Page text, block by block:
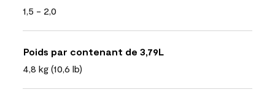
1,5 - 2,0
Poids par contenant de 3,79L
4,8 kg (10,6 lb)